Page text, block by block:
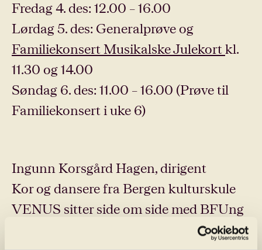
Fredag 4. des: 12.00 – 16.00
Lørdag 5. des: Generalprøve og
Familiekonsert Musikalske Julekort kl.
11.30 og 14.00
Søndag 6. des: 11.00 – 16.00 (Prøve til
Familiekonsert i uke 6)
Ingunn Korsgård Hagen, dirigent
Kor og dansere fra Bergen kulturskule
VENUS sitter side om side med BFUng